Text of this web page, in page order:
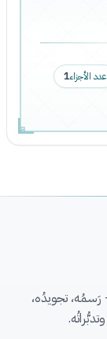
عدد الأجزاء1
رَسمُه، تجويدُه،